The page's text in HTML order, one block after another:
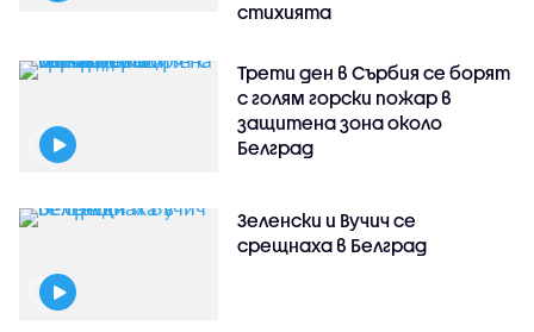
стихията
Трети ден в Сърбия се борят
с голям горски пожар в
защитена зона около
Белград
Зеленски и Вучич се
срещнаха в Белград